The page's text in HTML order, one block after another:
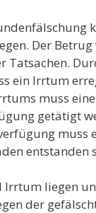
Der
Tatsachen.
ein Irrtum
muss eine
getätigt
muss
entstanden
Irrtum liegen
der